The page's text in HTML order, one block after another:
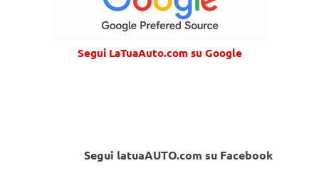
Segui LaTuaAuto.com su Google
Segui latuaAUTO.com su Facebook